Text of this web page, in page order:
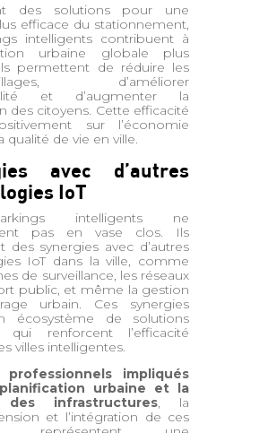
des solutions pour une
efficace du stationnement,
intelligents contribuent à
urbaine globale plus
permettent de réduire les
d’améliorer
et d’augmenter la
des citoyens. Cette efficacité
sur l’économie
qualité de vie en ville.
avec d’autres
IoT
intelligents ne
pas en vase clos. Ils
des synergies avec d’autres
IoT dans la ville, comme
de surveillance, les réseaux
public, et même la gestion
urbain. Ces synergies
écosystème de solutions
qui renforcent l’efficacité
villes intelligentes.
professionnels impliqués
urbaine et la
des infrastructures, la
et l’intégration de ces